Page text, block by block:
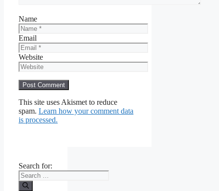
Name
Email
Website
This site uses Akismet to reduce
spam. Learn how your comment data
is processed.
Search for: